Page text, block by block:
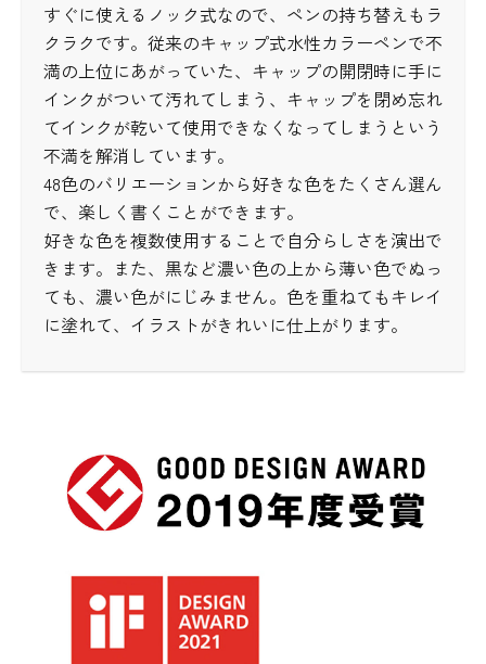
すぐに使えるノック式なので、ペンの持ち替えもラ
クラクです。従来のキャップ式水性カラーペンで不
満の上位にあがっていた、キャップの開閉時に手に
インクがついて汚れてしまう、キャップを閉め忘れ
てインクが乾いて使用できなくなってしまうという
不満を解消しています。
48色のバリエーションから好きな色をたくさん選ん
で、楽しく書くことができます。
好きな色を複数使用することで自分らしさを演出で
きます。また、黒など濃い色の上から薄い色でぬっ
ても、濃い色がにじみません。色を重ねてもキレイ
に塗れて、イラストがきれいに仕上がります。